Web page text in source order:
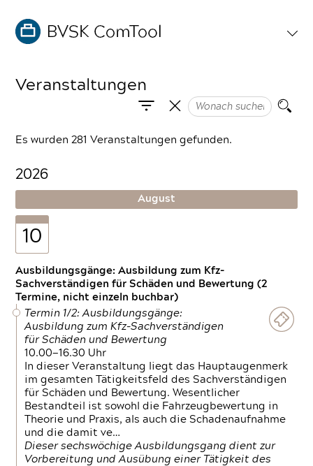
Veranstaltungen
Es wurden 281 Veranstaltungen gefunden.
2026
August
10
Ausbildungsgänge: Ausbildung zum Kfz-
Sachverständigen für Schäden und Bewertung (2
Termine, nicht einzeln buchbar)
Termin 1/2: Ausbildungsgänge:
Ausbildung zum Kfz-Sachverständigen
für Schäden und Bewertung
10.00—16.30 Uhr
In dieser Veranstaltung liegt das Hauptaugenmerk
im gesamten Tätigkeitsfeld des Sachverständigen
für Schäden und Bewertung. Wesentlicher
Bestandteil ist sowohl die Fahrzeugbewertung in
Theorie und Praxis, als auch die Schadenaufnahme
und die damit ve…
Dieser sechswöchige Ausbildungsgang dient zur
Vorbereitung und Ausübung einer Tätigkeit des